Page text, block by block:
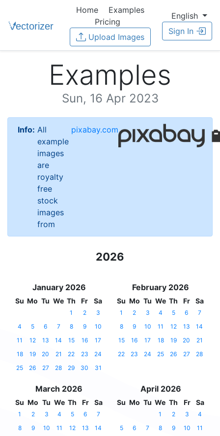
Home
Examples
Pricing
Upload Images
English
Sign In
Examples
Sun, 16 Apr 2023
Info: All
example
images
are
royalty
free
stock
images
from
pixabay.com
2026
January 2026
Su Mo Tu We Th Fr Sa
1 2
3
4
5 6 7 8 9
10
11
12 13 14 15 16
17
18
19 20 21 22 23
24
25
26 27 28 29 30 31
February 2026
Su Mo Tu We Th Fr Sa
1 2 3 4 5 6
7
8
9 10 11 12 13
14
15
16 17 18 19 20
21
22
23 24 25 26 27 28
March 2026
Su Mo Tu We Th Fr Sa
1 2 3 4 5 6
7
8
9 10 11 12 13
14
April 2026
Su Mo Tu We Th Fr Sa
1 2 3
4
5
6 7 8 9 10
11